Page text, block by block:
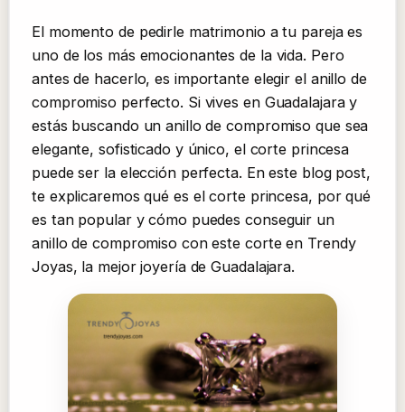
El momento de pedirle matrimonio a tu pareja es
uno de los más emocionantes de la vida. Pero
antes de hacerlo, es importante elegir el anillo de
compromiso perfecto. Si vives en Guadalajara y
estás buscando un anillo de compromiso que sea
elegante, sofisticado y único, el corte princesa
puede ser la elección perfecta. En este blog post,
te explicaremos qué es el corte princesa, por qué
es tan popular y cómo puedes conseguir un
anillo de compromiso con este corte en Trendy
Joyas, la mejor joyería de Guadalajara.